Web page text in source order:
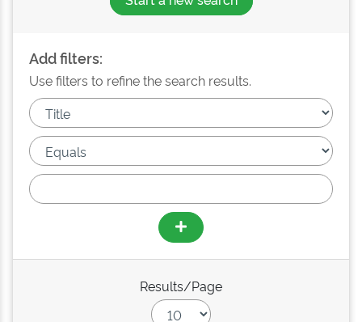
Add filters:
Use filters to refine the search results.
Results/Page